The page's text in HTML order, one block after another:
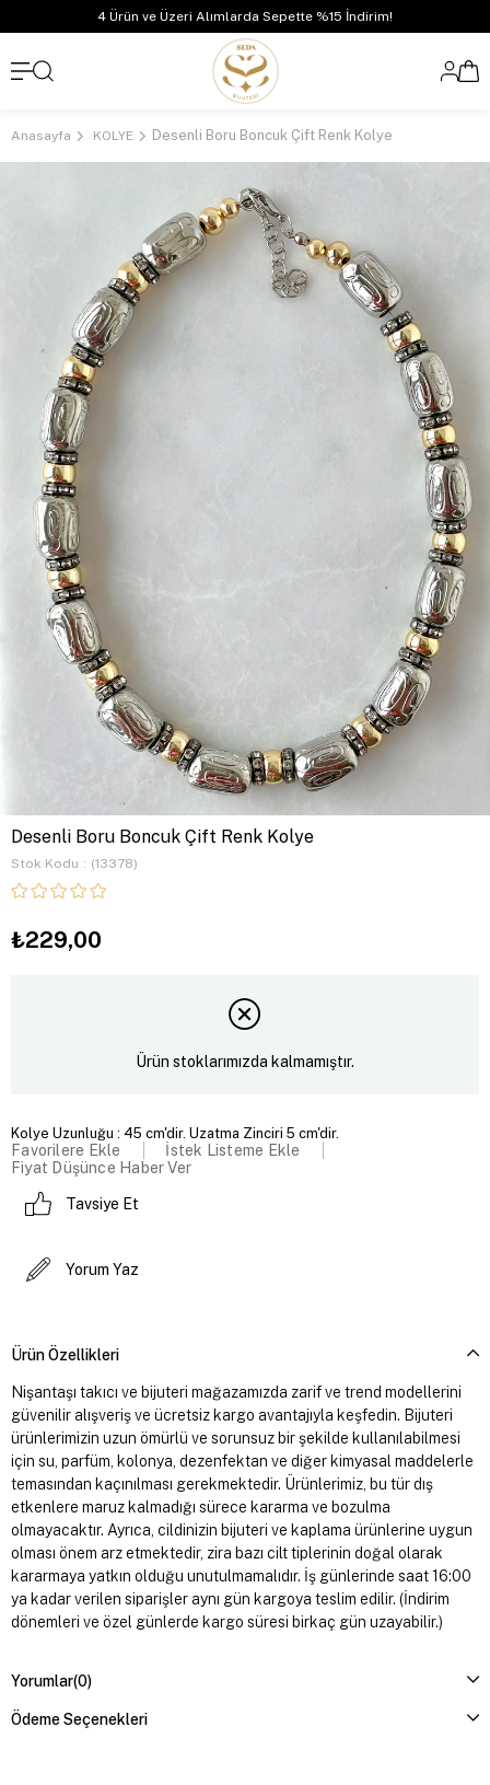
4 Ürün ve Üzeri Alımlarda Sepette %15 İndirim!
Anasayfa KOLYE Desenli Boru Boncuk Çift Renk Kolye
Desenli Boru Boncuk Çift Renk Kolye
Stok Kodu (13378)
₺229,00
Ürün stoklarımızda kalmamıştır.
Kolye Uzunluğu : 45 cm'dir. Uzatma Zinciri 5 cm'dir.
Favorilere Ekle
İstek Listeme Ekle
Fiyat Düşünce Haber Ver
Tavsiye Et
Yorum Yaz
Ürün Özellikleri
Nişantaşı takıcı ve bijuteri mağazamızda zarif ve trend modellerini
güvenilir alışveriş ve ücretsiz kargo avantajıyla keşfedin. Bijuteri
ürünlerimizin uzun ömürlü ve sorunsuz bir şekilde kullanılabilmesi
için su, parfüm, kolonya, dezenfektan ve diğer kimyasal maddelerle
temasından kaçınılması gerekmektedir. Ürünlerimiz, bu tür dış
etkenlere maruz kalmadığı sürece kararma ve bozulma
olmayacaktır. Ayrıca, cildinizin bijuteri ve kaplama ürünlerine uygun
olması önem arz etmektedir, zira bazı cilt tiplerinin doğal olarak
kararmaya yatkın olduğu unutulmamalıdır. İş günlerinde saat 16:00
ya kadar verilen siparişler aynı gün kargoya teslim edilir. (İndirim
dönemleri ve özel günlerde kargo süresi birkaç gün uzayabilir.)
Yorumlar(0)
Ödeme Seçenekleri